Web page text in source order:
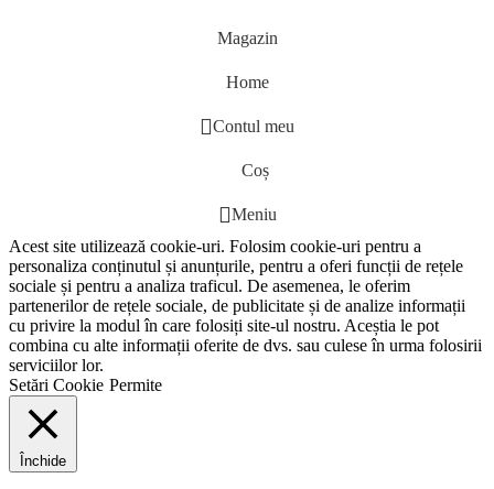
Magazin
Home
Contul meu
Coș
Meniu
Acest site utilizează cookie-uri. Folosim cookie-uri pentru a
personaliza conținutul și anunțurile, pentru a oferi funcții de rețele
sociale și pentru a analiza traficul. De asemenea, le oferim
partenerilor de rețele sociale, de publicitate și de analize informații
cu privire la modul în care folosiți site-ul nostru. Aceștia le pot
combina cu alte informații oferite de dvs. sau culese în urma folosirii
serviciilor lor.
Setări Cookie Permite
Închide